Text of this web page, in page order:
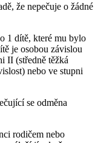
že nepečuje o žádné
1 dítě, které mu bylo
je osobou závislou
II (středně těžká
nebo ve stupni
se odměna
rodičem nebo